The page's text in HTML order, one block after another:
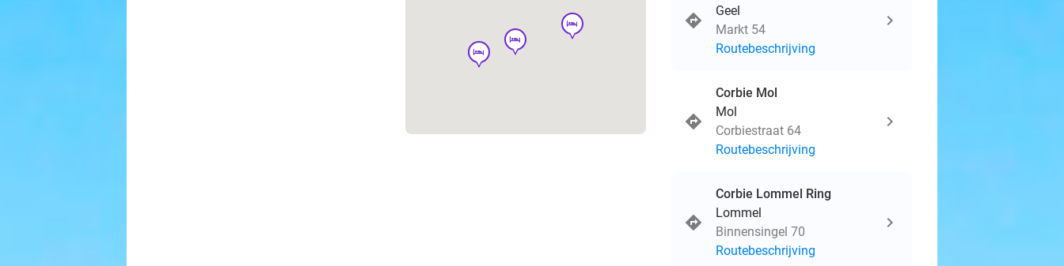
hotel
hotel
hotel
Geel
Markt 54
Routebeschrijving
Corbie Mol
Mol
Corbiestraat 64
Routebeschrijving
Corbie Lommel Ring
Lommel
Binnensingel 70
Routebeschrijving